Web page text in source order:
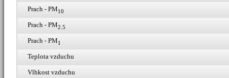
Prach - PM10
Prach - PM2.5
Prach - PM1
Teplota vzduchu
Vlhkost vzduchu